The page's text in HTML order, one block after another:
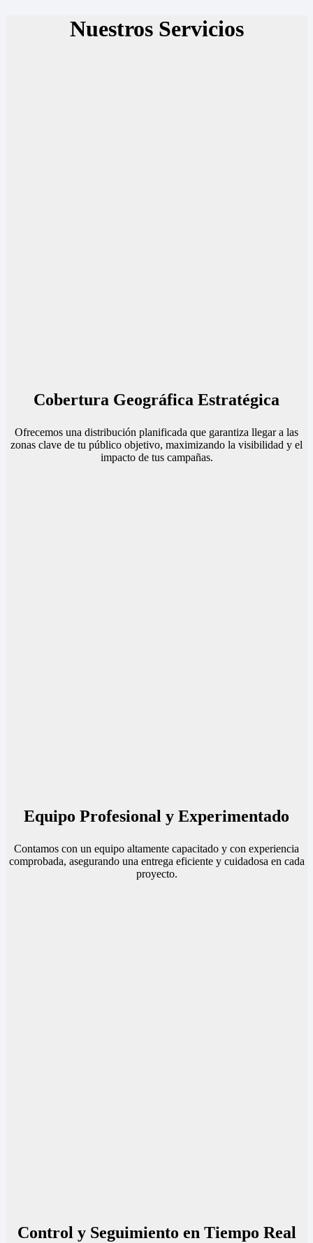
Nuestros Servicios
Cobertura Geográfica Estratégica
Ofrecemos una distribución planificada que garantiza llegar a las
zonas clave de tu público objetivo, maximizando la visibilidad y el
impacto de tus campañas.
Equipo Profesional y Experimentado
Contamos con un equipo altamente capacitado y con experiencia
comprobada, asegurando una entrega eficiente y cuidadosa en cada
proyecto.
Control y Seguimiento en Tiempo Real